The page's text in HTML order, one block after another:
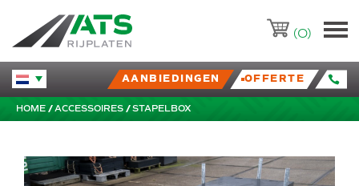
ATS-Trading.nl
(0)
Huidige taal veranderen.AANBIEDINGEN OFFERTE
HOME ACCESSOIRES STAPELBOX